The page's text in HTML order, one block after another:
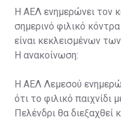
Η ΑΕΛ ενημερώνει τον
σημερινό φιλικό
είναι κεκλεισμένων
Η ανακοίνωση:
Η ΑΕΛ Λεμεσού
ότι το φιλικό παιχνίδι
Πελένδρι θα